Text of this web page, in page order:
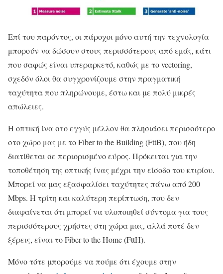
Επί του παρόντος, οι πάροχοι μόνο αυτή την τεχνολογία
μπορούν να δώσουν στους περισσότερους από εμάς, κάτι
που σαφώς είναι υπεραρκετό, καθώς με το vectoring,
σχεδόν όλοι θα συγχρονίζουμε στην πραγματική
ταχύτητα που πληρώνουμε, έστω και με πολύ μικρές
απώλειες.
Η οπτική ίνα στο εγγύς μέλλον θα πλησιάσει περισσότερο
στο χώρο μας με το Fiber to the Building (FttΒ), που ήδη
διατίθεται σε περιορισμένο εύρος. Πρόκειται για την
τοποθέτηση της οπτικής ίνας μέχρι την είσοδο του κτιρίου.
Μπορεί να μας εξασφαλίσει ταχύτητες πάνω από 200
Μbps. Η τρίτη και καλύτερη περίπτωση, που δεν
διαφαίνεται ότι μπορεί να υλοποιηθεί σύντομα για τους
περισσότερους χρήστες στη χώρα μας, αλλά ποτέ δεν
ξέρεις, είναι το Fiber to the Home (FttH).
Μόνο τότε μπορούμε να πούμε ότι έχουμε στην